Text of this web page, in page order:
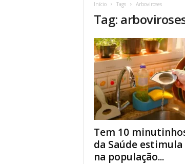
Início Tags Arboviroses
Tag:
Tem 10
da Saúde
na população...